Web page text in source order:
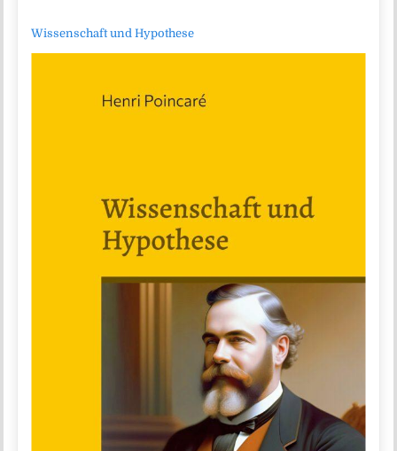
Wissenschaft und Hypothese